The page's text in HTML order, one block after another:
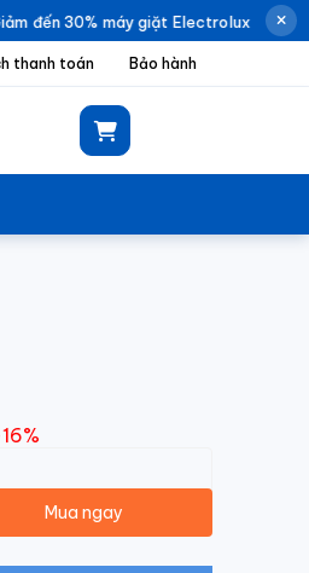
đến 30% máy giặt Electrolux |
thanh toán Bảo hành
Mua ngay